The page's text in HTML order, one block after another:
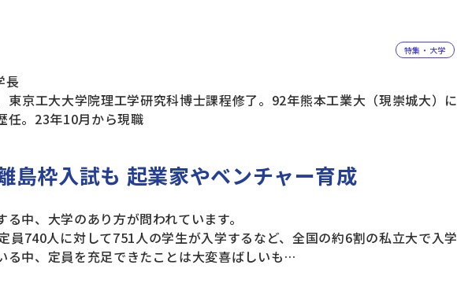
特集・大学
長
東京工大大学院理工学研究科博士課程修了。92年熊本工業大（現崇城大）に
任。23年10月から現職
島枠入試も 起業家やベンチャー育成
中、大学のあり方が問われています。
員740人に対して751人の学生が入学するなど、全国の約6割の私立大で入学
る中、定員を充足できたことは大変喜ばしいも…